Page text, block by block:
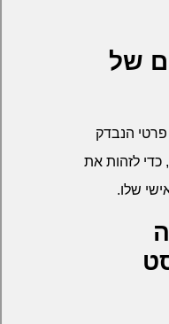
של
הנבדק
לזהות את
שלו.